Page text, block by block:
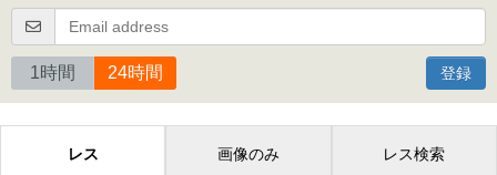
1時間 24時間 登録
レス 画像のみ レス検索